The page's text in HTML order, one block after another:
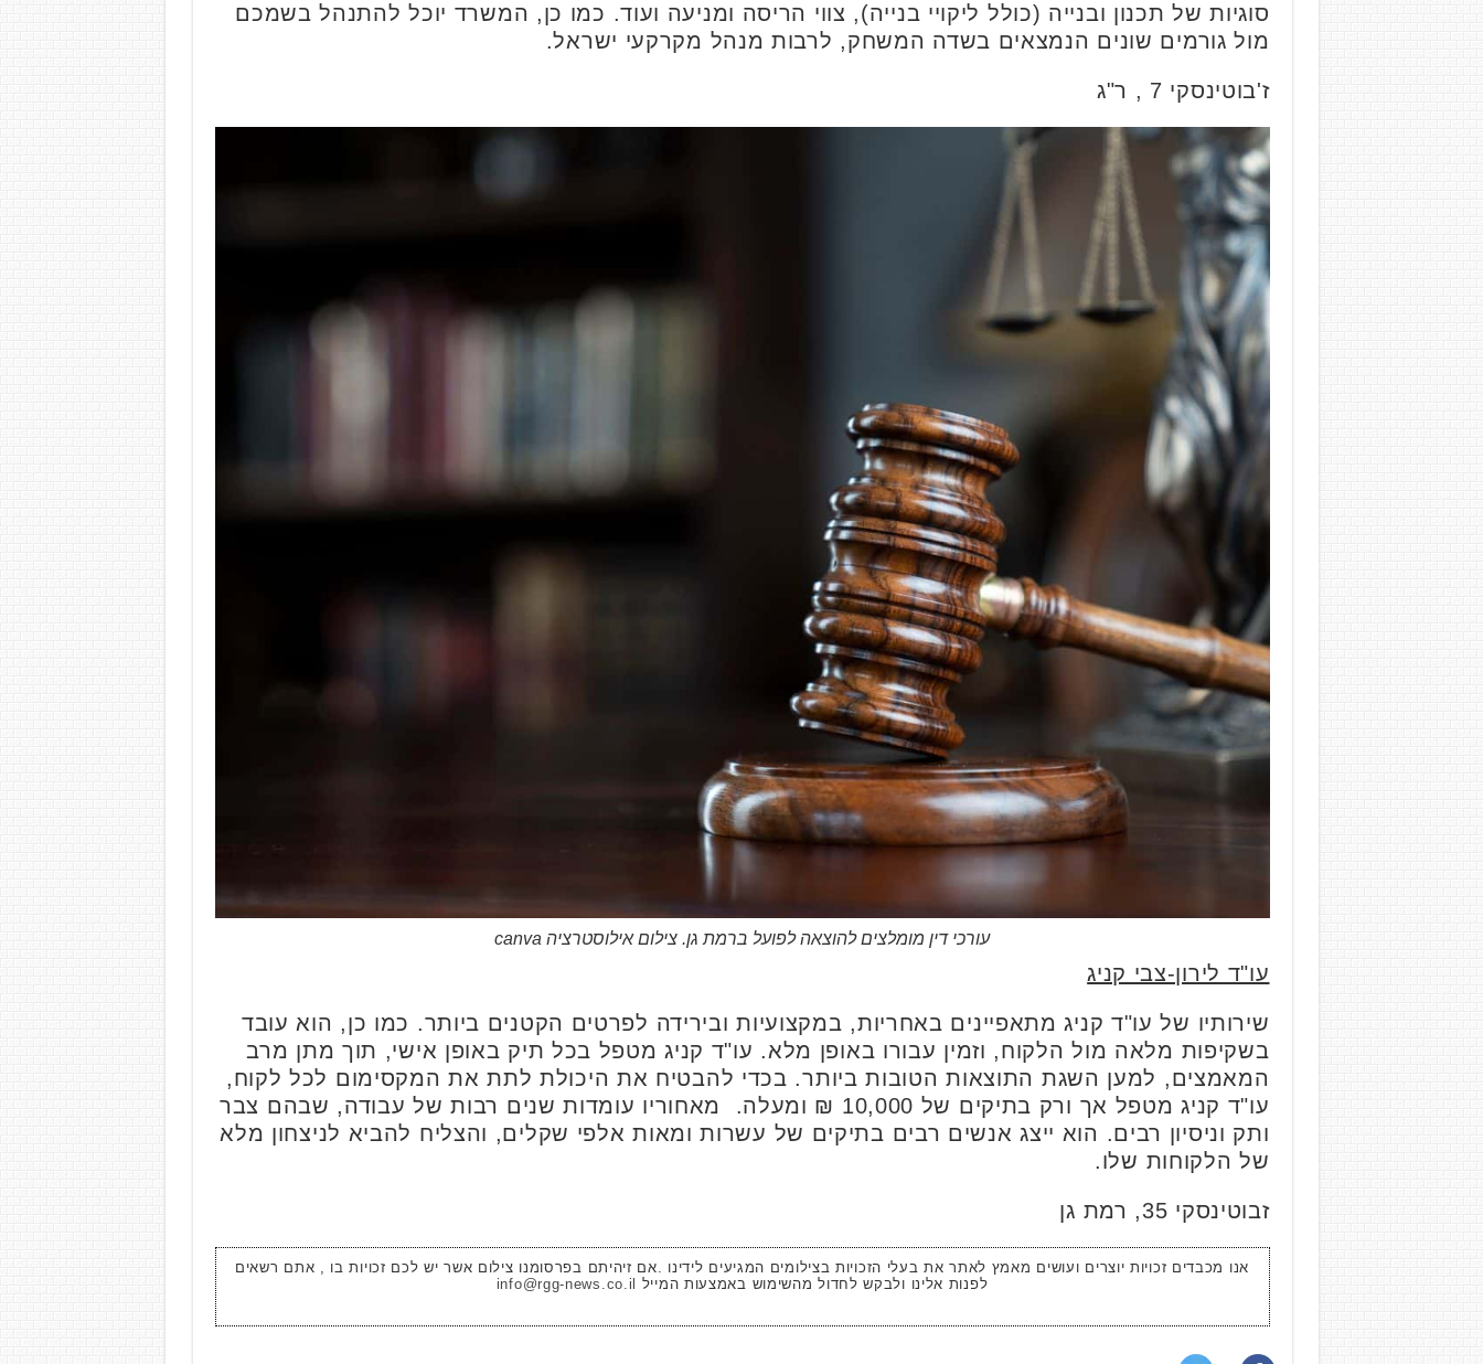
סוגיות של תכנון ובנייה (כולל ליקויי בנייה), צווי הריסה ומניעה ועוד. כמו כן, המשרד יוכל להתנהל בשמכם
מול גורמים שונים הנמצאים בשדה המשחק, לרבות מנהל מקרקעי ישראל.
ז'בוטינסקי 7 , ר"ג
עורכי דין מומלצים להוצאה לפועל ברמת גן. צילום אילוסטרציה canva
עו"ד לירון-צבי קניג
שירותיו של עו"ד קניג מתאפיינים באחריות, במקצועיות ובירידה לפרטים הקטנים ביותר. כמו כן, הוא עובד
בשקיפות מלאה מול הלקוח, וזמין עבורו באופן מלא. עו"ד קניג מטפל בכל תיק באופן אישי, תוך מתן מרב
המאמצים, למען השגת התוצאות הטובות ביותר. בכדי להבטיח את היכולת לתת את המקסימום לכל לקוח,
עו"ד קניג מטפל אך ורק בתיקים של 10,000 ₪ ומעלה. מאחוריו עומדות שנים רבות של עבודה, שבהם צבר
ותק וניסיון רבים. הוא ייצג אנשים רבים בתיקים של עשרות ומאות אלפי שקלים, והצליח להביא לניצחון מלא
של הלקוחות שלו.
זבוטינסקי 35, רמת גן
אנו מכבדים זכויות יוצרים ועושים מאמץ לאתר את בעלי הזכויות בצילומים המגיעים לידינו .אם זיהיתם בפרסומנו צילום אשר יש לכם זכויות בו , אתם רשאים
לפנות אלינו ולבקש לחדול מהשימוש באמצעות המייל
info@rgg-news.co.il